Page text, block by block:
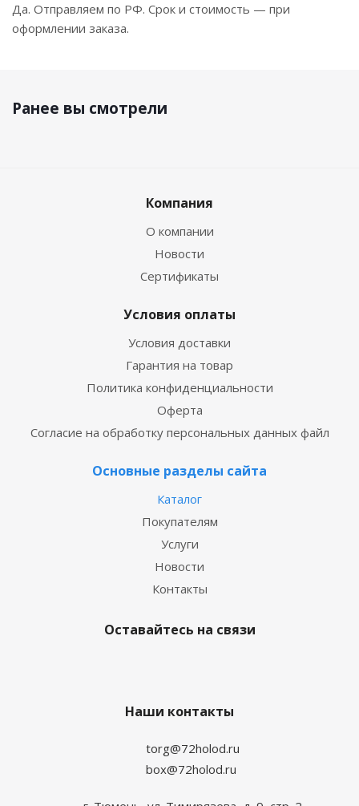
Да. Отправляем по РФ. Срок и стоимость — при
оформлении заказа.
Ранее вы смотрели
Компания
О компании
Новости
Сертификаты
Условия оплаты
Условия доставки
Гарантия на товар
Политика конфиденциальности
Оферта
Согласие на обработку персональных данных файл
Основные разделы сайта
Каталог
Покупателям
Услуги
Новости
Контакты
Оставайтесь на связи
Наши контакты
torg@72holod.ru
box@72holod.ru